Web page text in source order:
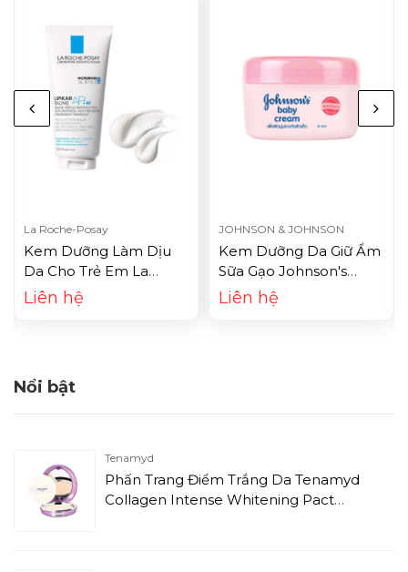
La Roche-Posay
Kem Dưỡng Làm Dịu
Da Cho Trẻ Em La
Roche-Posay Lipikar
Baume AP+ (200ml)
Liên hệ
JOHNSON & JOHNSON
Kem Dưỡng Da Giữ Ẩm
Sữa Gạo Johnson's
Baby Milk + Rice Cream
Nắp Hồng (50g)
Liên hệ
Nổi bật
Tenamyd
Phấn Trang Điểm Trắng Da Tenamyd
Collagen Intense Whitening Pact